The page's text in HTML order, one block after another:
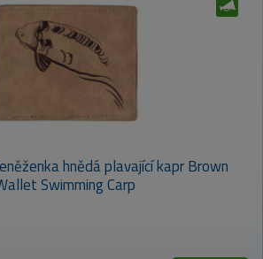
hnědá plavající kapr Brown
Swimming Carp